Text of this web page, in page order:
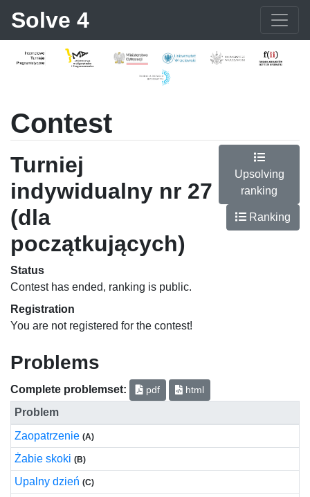
Solve 4
Contest
Turniej
indywidualny nr 27
(dla
początkujących)
Upsolving
ranking
Ranking
Status
Contest has ended, ranking is public.
Registration
You are not registered for the contest!
Problems
Complete problemset: pdf html
Problem
Zaopatrzenie (A)
Żabie skoki (B)
Upalny dzień (C)